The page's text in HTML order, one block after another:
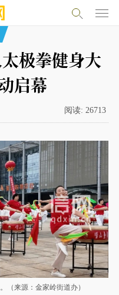
极拳健身大
启幕
阅读: 26713
（来源：金家岭街道办）